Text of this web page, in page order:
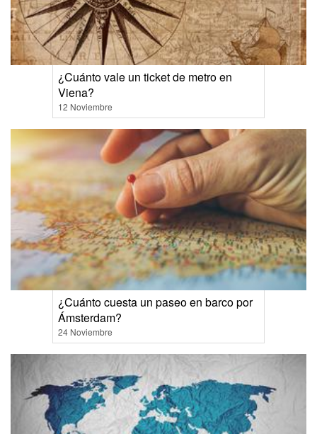
¿Cuánto vale un ticket de metro en
Viena?
12 Noviembre
¿Cuánto cuesta un paseo en barco por
Ámsterdam?
24 Noviembre